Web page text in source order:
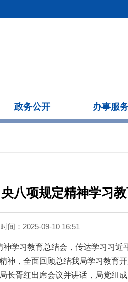
政务公开 办事服
八项规定精神学习
间：2025-09-10 16:51
学习教育总结会，传达学习习
神，全面回顾总结我局学习教育
长胥红出席会议并讲话，局党组